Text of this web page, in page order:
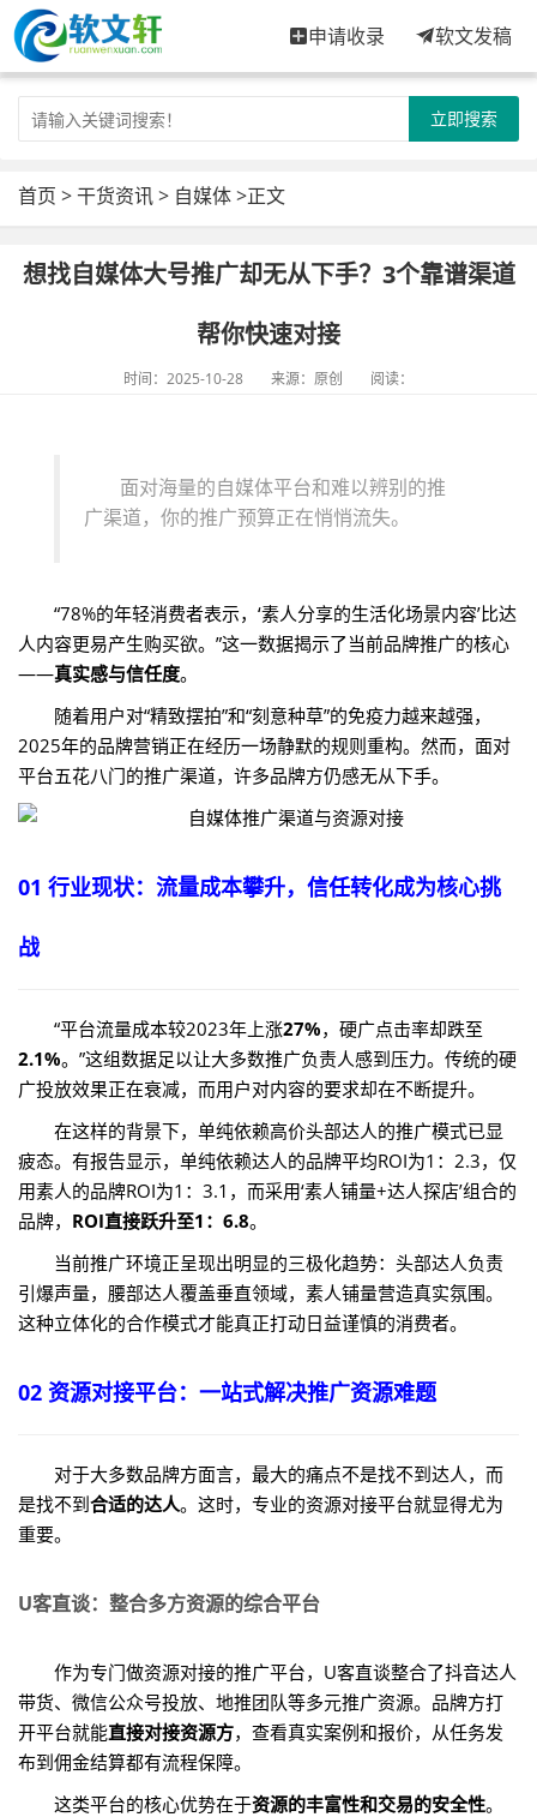
申请收录 软文发稿
立即搜索
首页 >干货资讯> 自媒体>正文
想找自媒体大号推广却无从下手？3个靠谱渠道
帮你快速对接
时间：2025-10-28 来源：原创 阅读：
面对海量的自媒体平台和难以辨别的推
广渠道，你的推广预算正在悄悄流失。
“78%的年轻消费者表示，‘素人分享的生活化场景内容’比达
人内容更易产生购买欲。”这一数据揭示了当前品牌推广的核心
——真实感与信任度。
随着用户对“精致摆拍”和“刻意种草”的免疫力越来越强，
2025年的品牌营销正在经历一场静默的规则重构。然而，面对
平台五花八门的推广渠道，许多品牌方仍感无从下手。
01 行业现状：流量成本攀升，信任转化成为核心挑
战
“平台流量成本较2023年上涨27%，硬广点击率却跌至
2.1%。”这组数据足以让大多数推广负责人感到压力。传统的硬
广投放效果正在衰减，而用户对内容的要求却在不断提升。
在这样的背景下，单纯依赖高价头部达人的推广模式已显
疲态。有报告显示，单纯依赖达人的品牌平均ROI为1：2.3，仅
用素人的品牌ROI为1：3.1，而采用‘素人铺量+达人探店’组合的
品牌， ROI直接跃升至1：6.8。
当前推广环境正呈现出明显的三极化趋势：头部达人负责
引爆声量，腰部达人覆盖垂直领域，素人铺量营造真实氛围。
这种立体化的合作模式才能真正打动日益谨慎的消费者。
02 资源对接平台：一站式解决推广资源难题
对于大多数品牌方面言，最大的痛点不是找不到达人，而
是找不到合适的达人。这时，专业的资源对接平台就显得尤为
重要。
U客直谈：整合多方资源的综合平台
作为专门做资源对接的推广平台，U客直谈整合了抖音达人
带货、微信公众号投放、地推团队等多元推广资源。品牌方打
开平台就能直接对接资源方，查看真实案例和报价，从任务发
布到佣金结算都有流程保障。
这类平台的核心优势在于资源的丰富性和交易的安全性。